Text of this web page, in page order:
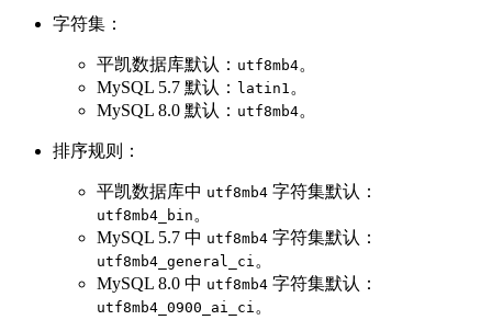
字符集：
平凯数据库默认： utf8mb4。
MySQL 5.7 默认： latin1 。
MySQL 8.0 默认： utf8mb4。
排序规则：
平凯数据库中 utf8mb4 字符集默认：
utf8mb4_bin 。
MySQL 5.7 中 utf8mb4 字符集默认：
utf8mb4_general_ci 。
MySQL 8.0 中 utf8mb4 字符集默认：
utf8mb4_0900_ai_ci 。